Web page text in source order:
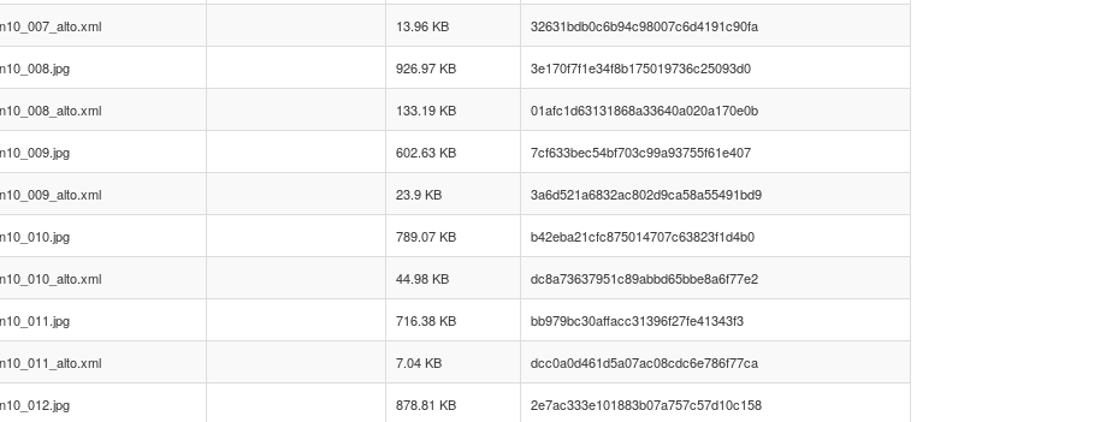
13.96 KB 32631bdb0c6b94c98007c6d4191c90fa
926.97 KB 3e170f7f1e34f8b175019736c25093d0
133.19 KB 01afc1d63131868a33640a020a170e0b
602.63 KB 7cf633bec54bf703c99a93755f61e407
23.9 KB 3a6d521a6832ac802d9ca58a55491bd9
789.07 KB b42eba21cfc875014707c63823f1d4b0
44.98 KB dc8a73637951c89abbd65bbe8a6f77e2
716.38 KB bb979bc30affacc31396f27fe41343f3
7.04 KB dcc0a0d461d5a07ac08cdc6e786f77ca
878.81 KB 2e7ac333e101883b07a757c57d10c158